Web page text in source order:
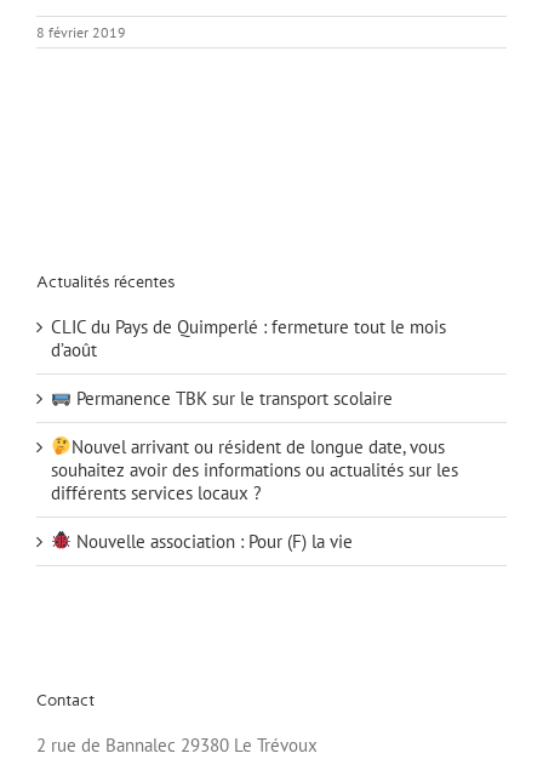
8 février 2019
Actualités récentes
CLIC du Pays de Quimperlé : fermeture tout le mois
d’août
Permanence TBK sur le transport scolaire
Nouvel arrivant ou résident de longue date, vous
souhaitez avoir des informations ou actualités sur les
différents services locaux ?
Nouvelle association : Pour (F) la vie
Contact
2 rue de Bannalec 29380 Le Trévoux